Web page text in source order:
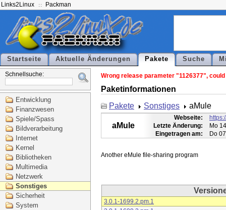
Links2Linux Packman
Startseite Aktuelle Änderungen Pakete Suche
Schnellsuche:
Entwicklung
Finanzwesen
Spiele/Spass
Bildverarbeitung
Internet
Kernel
Bibliotheken
Multimedia
Netzwerk
Sonstiges
Sicherheit
System
Wrong release parameter "1126377",
Paketinformationen
Pakete
Sonstiges aMule
aMule
Webseite:
Letzte Änderung:
Mo
Eingetragen am:
Do
3.0.1-1699.2.pm.1